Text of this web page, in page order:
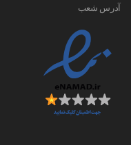
آدرس شعب